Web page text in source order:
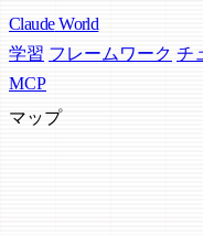
Claude World
学習 フレームワーク チ
MCP
マップ